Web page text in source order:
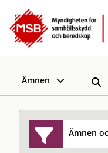
Ämnen
Ämnen